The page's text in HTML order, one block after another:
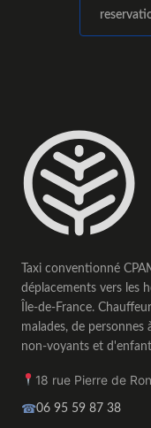
Taxi conventionné
déplacements vers les
Île-de-France.
malades, de
non-voyants et
18 rue Pierre de
☎06 95 59 87 38